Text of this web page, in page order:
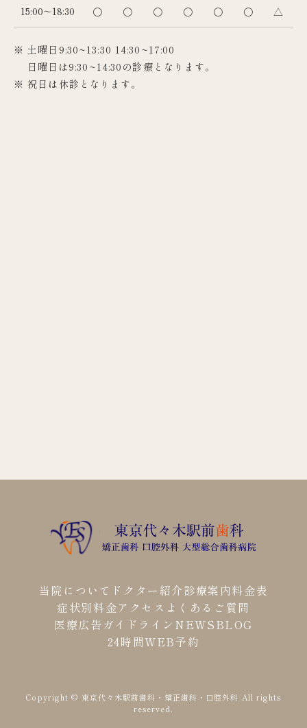
15:00～18:30 〇 〇 〇 〇 〇 〇 △
※ 土曜日9:30~13:30 14:30~17:00
日曜日は9:30~14:30の診療となります。
※ 祝日は休診となります。
当院について ドクター紹介診療案内料金表
症状別料金アクセス よくあるご質問
医療広告ガイドライン NEWSBLOG
24時間WEB予約
Copyright © 東京代々木駅前歯科・矯正歯科・口腔外科 All rights
reserved.